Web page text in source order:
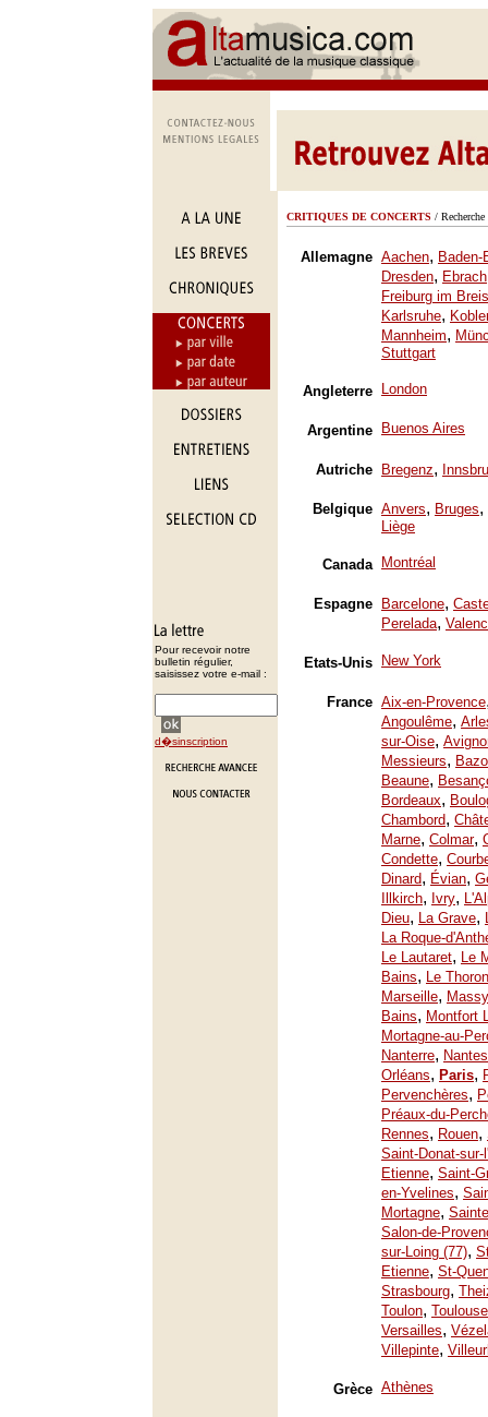
Pour recevoir notre
bulletin régulier,
saisissez votre e-mail :
d�sinscription
CRITIQUES DE CONCERTS /
Allemagne Aachen, Baden-
Dresden, Ebrach
Freiburg im
Karlsruhe,
Mannheim,
Stuttgart
Angleterre London
Argentine Buenos Aires
Autriche Bregenz,
Belgique Anvers, Bruges,
Liège
Canada Montréal
Espagne Barcelone,
Perelada,
Etats-Unis New York
France Aix-en-Provence
Angoulême,
sur-Oise,
Messieurs,
Beaune,
Bordeaux,
Chambord,
Marne, Colmar,
Condette,
Dinard, Évian,
Illkirch, Ivry,
Dieu, La Grave,
La Roque-
Le Lautaret, Le
Bains, Le
Marseille, Massy
Bains, Montfort
Mortagne-au-
Nanterre, Nantes
Orléans, Paris,
Pervenchères,
Préaux-du-
Rennes, Rouen,
Saint-Donat-sur-
Etienne, Saint-
en-Yvelines,
Mortagne,
Salon-de-
sur-Loing (77),
Etienne, St-
Strasbourg,
Toulon, Toulouse
Versailles,
Villepinte,
Grèce Athènes